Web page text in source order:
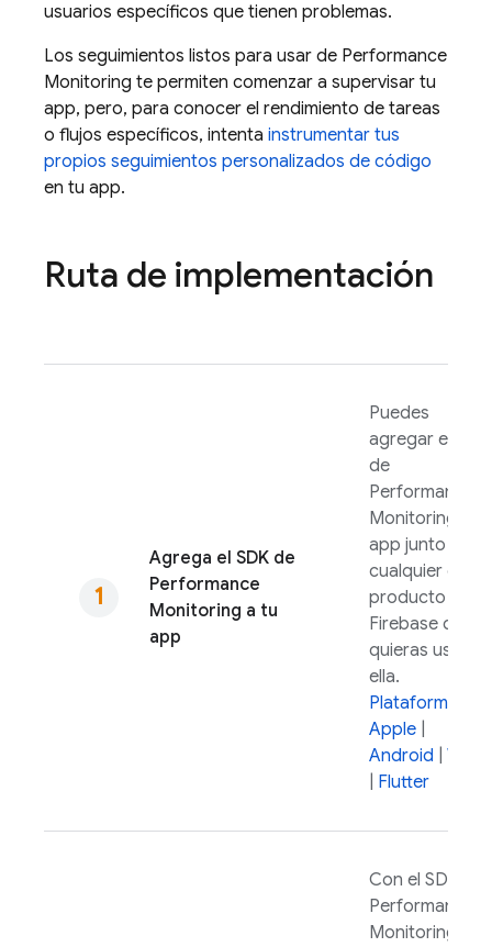
usuarios específicos que tienen problemas.
Los seguimientos listos para usar de Performance
Monitoring te permiten comenzar a supervisar tu
app, pero, para conocer el rendimiento de tareas
o flujos específicos, intenta instrumentar tus
propios seguimientos personalizados de código
en tu app.
Ruta de implementación
Agrega el SDK de
Performance
Monitoring a tu
app
Puedes
agregar el SDK
de
Performance
Monitoring
app junto con
cualquier otro
producto de
Firebase que
quieras usar en
ella.
Plataformas de
Apple
Android
Web
Flutter
Con el SDK de
Performance
Monitoring